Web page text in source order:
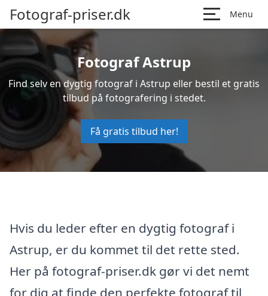
Fotograf-priser.dk Menu
Fotograf Astrup
Find selv en dygtig fotograf i Astrup eller bestil et gratis
tilbud på fotografering i stedet.
Få gratis tilbud her!
Hvis du leder efter en dygtig fotograf i
Astrup, er du kommet til det rette sted.
Her på fotograf-priser.dk gør vi det nemt
for dig at finde den perfekte fotograf til